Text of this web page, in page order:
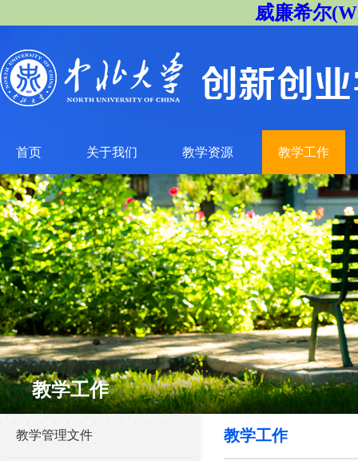
威廉希尔
首页 关于我们 教学资源 教学工作
教学工作
教学管理文件 教学工作